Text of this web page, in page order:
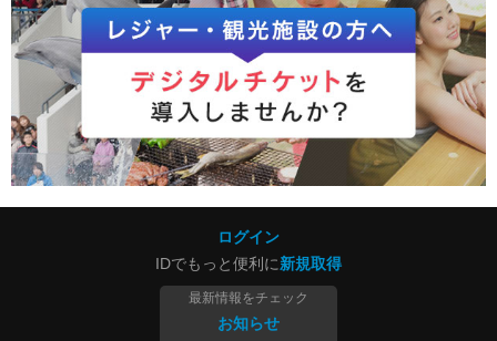
ログイン
IDでもっと便利に新規取得
最新情報をチェック
お知らせ